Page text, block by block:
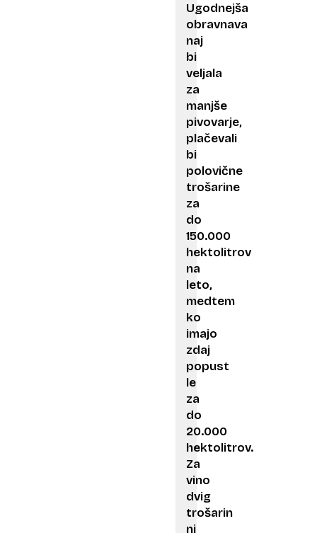
Ugodnejša
obravnava
naj
bi
veljala
za
manjše
pivovarje,
plačevali
bi
polovične
trošarine
za
do
150.000
hektolitrov
na
leto,
medtem
ko
imajo
zdaj
popust
le
za
do
20.000
hektolitrov.
Za
vino
dvig
trošarin
ni